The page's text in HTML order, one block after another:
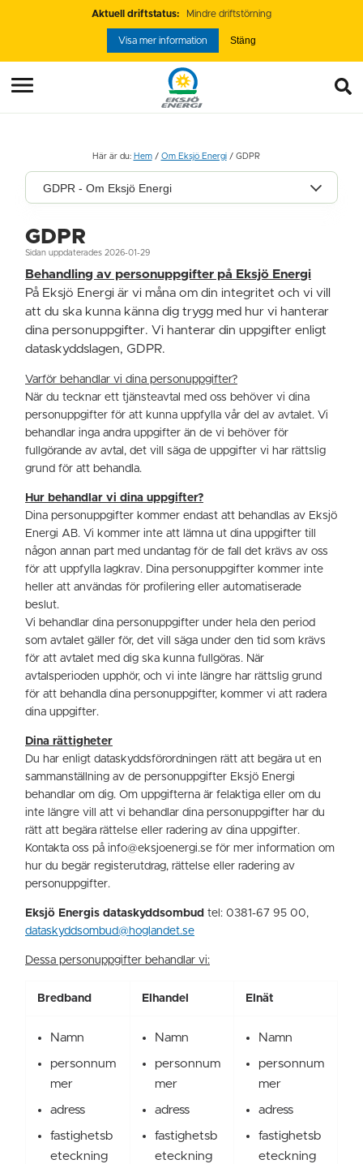
Aktuell driftstatus: Mindre driftstörning
Visa mer information Stäng
GDPR
Sidan uppdaterades 2026-01-29
Behandling av personuppgifter på Eksjö Energi
På Eksjö Energi är vi måna om din integritet och vi vill
att du ska kunna känna dig trygg med hur vi hanterar
dina personuppgifter. Vi hanterar din uppgifter enligt
dataskyddslagen, GDPR.
Varför behandlar vi dina personuppgifter?
När du tecknar ett tjänsteavtal med oss behöver vi dina
personuppgifter för att kunna uppfylla vår del av avtalet. Vi
behandlar inga andra uppgifter än de vi behöver för
fullgörande av avtal, det vill säga de uppgifter vi har rättslig
grund för att behandla.
Hur behandlar vi dina uppgifter?
Dina personuppgifter kommer endast att behandlas av Eksjö
Energi AB. Vi kommer inte att lämna ut dina uppgifter till
någon annan part med undantag för de fall det krävs av oss
för att uppfylla lagkrav. Dina personuppgifter kommer inte
heller att användas för profilering eller automatiserade
beslut.
Vi behandlar dina personuppgifter under hela den period
som avtalet gäller för, det vill säga under den tid som krävs
för att avtalet med dig ska kunna fullgöras. När
avtalsperioden upphör, och vi inte längre har rättslig grund
för att behandla dina personuppgifter, kommer vi att radera
dina uppgifter.
Dina rättigheter
Du har enligt dataskyddsförordningen rätt att begära ut en
sammanställning av de personuppgifter Eksjö Energi
behandlar om dig. Om uppgifterna är felaktiga eller om du
inte längre vill att vi behandlar dina personuppgifter har du
rätt att begära rättelse eller radering av dina uppgifter.
Kontakta oss på info@eksjoenergi.se för mer information om
hur du begär registerutdrag, rättelse eller radering av
personuppgifter.
Eksjö Energis dataskyddsombud tel: 0381-67 95 00,
dataskyddsombud@hoglandet.se
Dessa personuppgifter behandlar vi:
Bredband Elhandel Elnät
Namn
personnum
mer
adress
fastighetsb
eteckning
Namn
personnum
mer
adress
fastighetsb
eteckning
Namn
personnum
mer
adress
fastighetsb
eteckning
Här är du: Hem/ Om Eksjö Energi/ GDPR
GDPR - Om Eksjö Energi